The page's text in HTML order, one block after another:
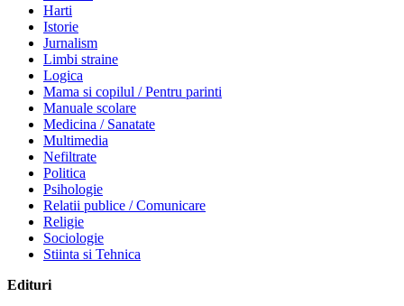
Harti
Istorie
Jurnalism
Limbi straine
Logica
Mama si copilul / Pentru parinti
Manuale scolare
Medicina / Sanatate
Multimedia
Nefiltrate
Politica
Psihologie
Relatii publice / Comunicare
Religie
Sociologie
Stiinta si Tehnica
Edituri